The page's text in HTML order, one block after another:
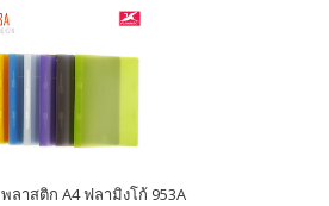
ลาสติก A4 ฟลามิงโก้ 953A